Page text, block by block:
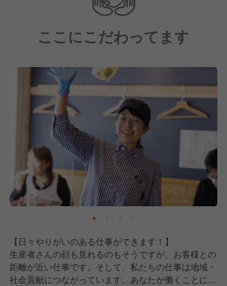
経験を活かしてのキャリアアップもそうですが、ジョ
ブチェンジをしていける環境でもあるので、成長意
欲・学ぶ意欲のある方はぜひご応募ください！
ここにこだわってます
【日々やりがいのある仕事ができます！】
生産者さんの顔も見れるのもそうですが、お客様との
距離が近い仕事です。そして、私たちの仕事は地域・
社会貢献につながっています。あなたが働くことによ